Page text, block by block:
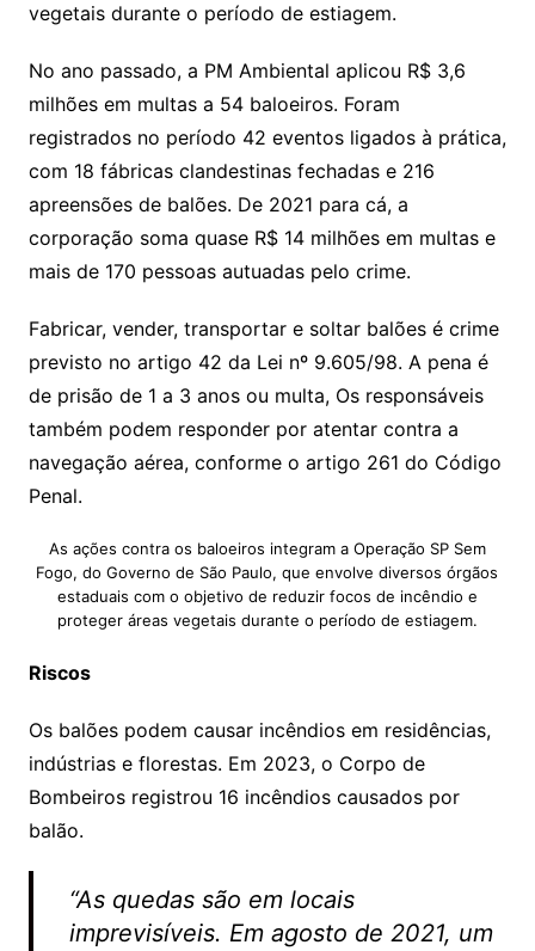
vegetais durante o período de estiagem.
No ano passado, a PM Ambiental aplicou R$ 3,6
milhões em multas a 54 baloeiros. Foram
registrados no período 42 eventos ligados à prática,
com 18 fábricas clandestinas fechadas e 216
apreensões de balões. De 2021 para cá, a
corporação soma quase R$ 14 milhões em multas e
mais de 170 pessoas autuadas pelo crime.
Fabricar, vender, transportar e soltar balões é crime
previsto no artigo 42 da Lei nº 9.605/98. A pena é
de prisão de 1 a 3 anos ou multa, Os responsáveis
também podem responder por atentar contra a
navegação aérea, conforme o artigo 261 do Código
Penal.
As ações contra os baloeiros integram a Operação SP Sem
Fogo, do Governo de São Paulo, que envolve diversos órgãos
estaduais com o objetivo de reduzir focos de incêndio e
proteger áreas vegetais durante o período de estiagem.
Riscos
Os balões podem causar incêndios em residências,
indústrias e florestas. Em 2023, o Corpo de
Bombeiros registrou 16 incêndios causados por
balão.
“As quedas são em locais
imprevisíveis. Em agosto de 2021, um